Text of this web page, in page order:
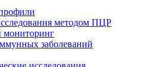
методом ПЦР
мониторинг
заболеваний